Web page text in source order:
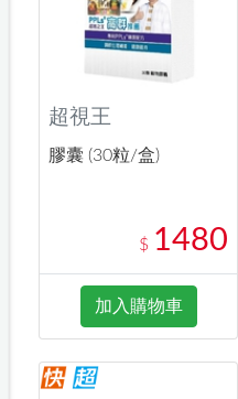
超視王
膠囊 (30粒/盒)
$ 1480
加入購物車